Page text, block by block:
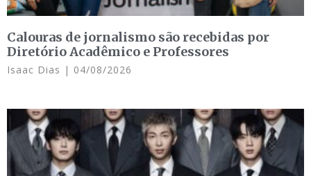
Calouras de jornalismo são recebidas por
Diretório Acadêmico e Professores
Isaac Dias 04/08/2026